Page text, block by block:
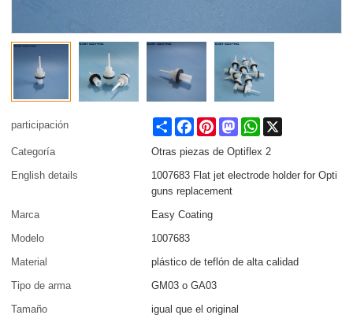
participación ShareFacebookPinterestMastodonWhatsApp
Categoría
Otras piezas de Optiflex 2
English details
1007683 Flat jet electrode holder for Opti
guns replacement
Marca
Easy Coating
Modelo
1007683
Material
plástico de teflón de alta calidad
Tipo de arma
GM03 o GA03
Tamaño
igual que el original